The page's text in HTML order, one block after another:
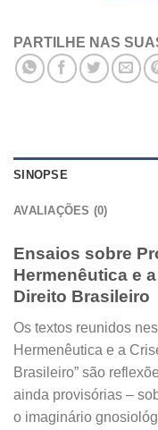
PARTILHE NAS
SINOPSE
AVALIAÇÕES (0)
Ensaios sobre
Hermenêutica e
Direito Brasileiro
Os textos reunidos
Hermenêutica e a
Brasileiro” são
ainda provisórias –
o imaginário